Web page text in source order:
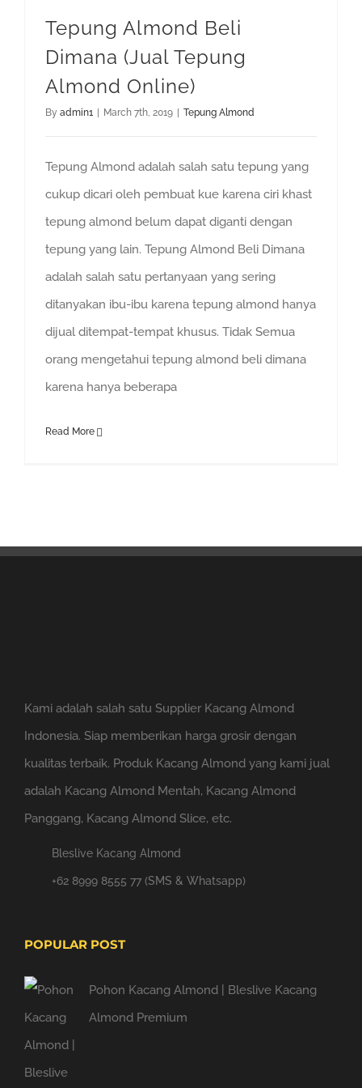
Tepung Almond Beli
Dimana (Jual Tepung
Almond Online)
By admin1 March 7th, 2019 Tepung Almond
Tepung Almond adalah salah satu tepung yang
cukup dicari oleh pembuat kue karena ciri khast
tepung almond belum dapat diganti dengan
tepung yang lain. Tepung Almond Beli Dimana
adalah salah satu pertanyaan yang sering
ditanyakan ibu-ibu karena tepung almond hanya
dijual ditempat-tempat khusus. Tidak Semua
orang mengetahui tepung almond beli dimana
karena hanya beberapa
Read More
Kami adalah salah satu Supplier Kacang Almond
Indonesia. Siap memberikan harga grosir dengan
kualitas terbaik. Produk Kacang Almond yang kami jual
adalah Kacang Almond Mentah, Kacang Almond
Panggang, Kacang Almond Slice, etc.
Bleslive Kacang Almond
+62 8999 8555 77 (SMS & Whatsapp)
POPULAR POST
Pohon Kacang Almond | Bleslive Kacang
Almond Premium